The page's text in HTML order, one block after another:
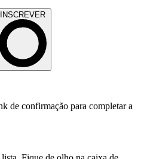
INSCREVER
de confirmação para completar a